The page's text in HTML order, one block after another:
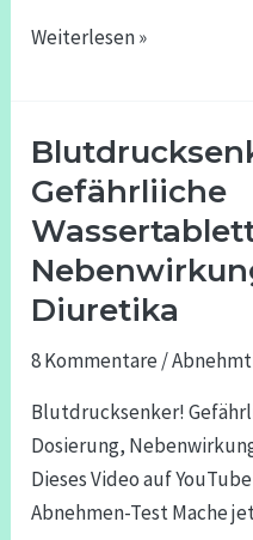
Weiterlesen »
Gefährliiche
Diuretika
8 Kommentare /
Blutdrucksenker!
Dosierung,
Dieses Video auf
Abnehmen-Test Mache
Blutdrucksenker!
Gefährliiche
Wassertabletten?
Dosierung,
Nebenwirkungen
+
Tipps
Diuretika